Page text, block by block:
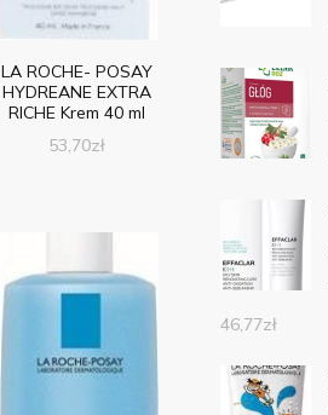
LA ROCHE- POSAY
HYDREANE EXTRA
RICHE Krem 40 ml
53,70zł
46,77zł